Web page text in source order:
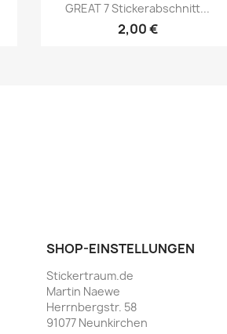
GREAT 7 Stickerabschnitt...
2,00 €
SHOP-EINSTELLUNGEN
Stickertraum.de
Martin Naewe
Herrnbergstr. 58
91077 Neunkirchen